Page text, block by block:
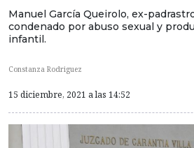
Manuel García Queirolo, ex-
condenado por abuso sexual y
infantil.
Constanza Rodriguez
15 diciembre, 2021 a las 14:52